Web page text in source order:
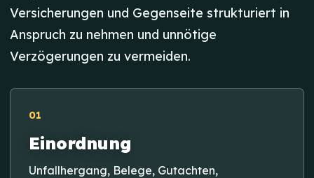
Versicherungen und Gegenseite strukturiert in
Anspruch zu nehmen und unnötige
Verzögerungen zu vermeiden.
01
Einordnung
Unfallhergang, Belege, Gutachten,